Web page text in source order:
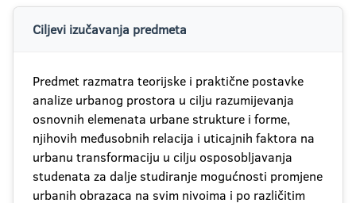
Ciljevi izučavanja predmeta
Predmet razmatra teorijske i praktične postavke
analize urbanog prostora u cilju razumijevanja
osnovnih elemenata urbane strukture i forme,
njihovih međusobnih relacija i uticajnih faktora na
urbanu transformaciju u cilju osposobljavanja
studenata za dalje studiranje mogućnosti promjene
urbanih obrazaca na svim nivoima i po različitim